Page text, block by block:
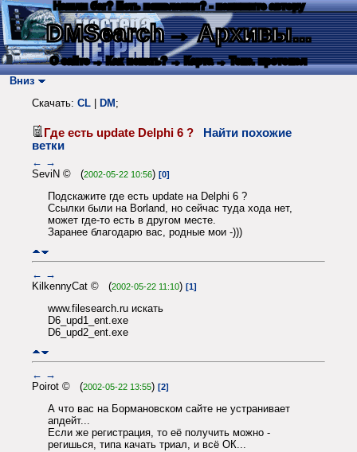
Нашли баг? Есть пожелания? - напишите автору
DMSearch→ Архивы...
О сайте → Как искать? → Карта → Текс. протокол
Вниз
Скачать: CL DM ;
Где есть update Delphi 6 ?
Найти похожие
ветки
← →
SeviN © (2002-05-22 10:56) [0]
Подскажите где есть update на Delphi 6 ?
Ссылки были на Borland, но сейчас туда хода нет,
может где-то есть в другом месте.
Заранее благодарю вас, родные мои -)))
← →
KilkennyCat © (2002-05-22 11:10) [1]
www.filesearch.ru искать
D6_upd1_ent.exe
D6_upd2_ent.exe
← →
Poirot © (2002-05-22 13:55) [2]
А что вас на Бормановском сайте не устранивает
апдейт...
Если же регистрация, то её получить можно -
регишься, типа качать триал, и всё ОК...